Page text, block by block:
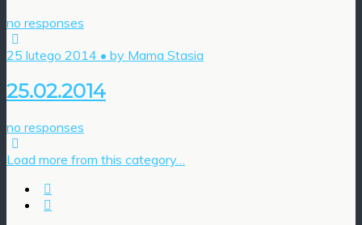
no responses
25 lutego 2014 • by Mama Stasia
25.02.2014
no responses
Load more from this category…